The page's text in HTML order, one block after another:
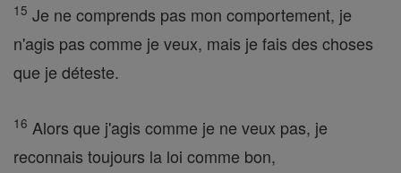
15 Je ne comprends pas mon comportement, je
n'agis pas comme je veux, mais je fais des choses
que je déteste.
16 Alors que j'agis comme je ne veux pas, je
reconnais toujours la loi comme bon,